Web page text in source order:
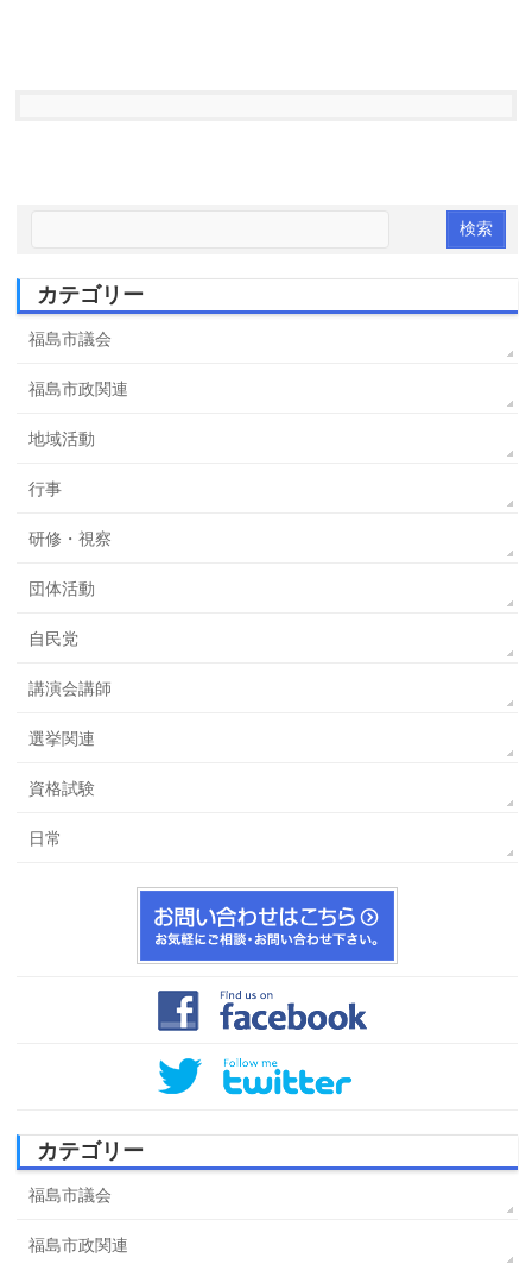
カテゴリー
福島市議会
福島市政関連
地域活動
行事
研修・視察
団体活動
自民党
講演会講師
選挙関連
資格試験
日常
カテゴリー
福島市議会
福島市政関連